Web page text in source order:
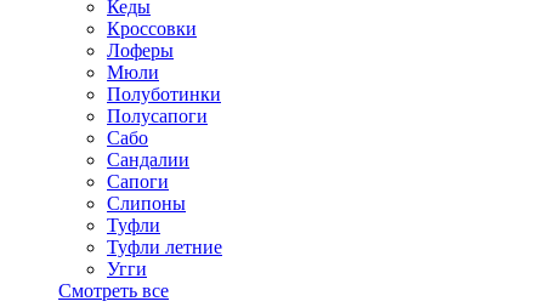
Кеды
Кроссовки
Лоферы
Мюли
Полуботинки
Полусапоги
Сабо
Сандалии
Сапоги
Слипоны
Туфли
Туфли летние
Угги
Смотреть все